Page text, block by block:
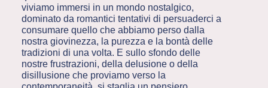
viviamo immersi in un mondo nostalgico,
dominato da romantici tentativi di persuaderci a
consumare quello che abbiamo perso dalla
nostra giovinezza, la purezza e la bontà delle
tradizioni di una volta. E sullo sfondo delle
nostre frustrazioni, della delusione o della
disillusione che proviamo verso la